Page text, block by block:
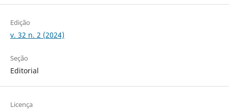
Edição
v. 32 n. 2 (2024)
Seção
Editorial
Licença